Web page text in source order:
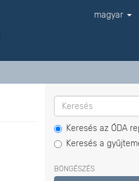
magyar
Keresés az ÓDA
Keresés a
BÖNGÉSZÉS